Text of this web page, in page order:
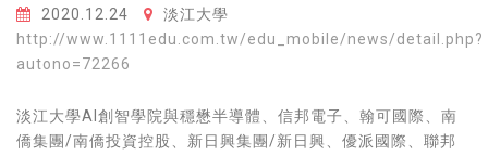
2020.12.24
淡江大學
http://www.1111edu.com.tw/edu_mobile/news/detail.php?
autono=72266
淡江大學AI創智學院與穩懋半導體、信邦電子、翰可國際、南
僑集團/南僑投資控股、新日興集團/新日興、優派國際、聯邦